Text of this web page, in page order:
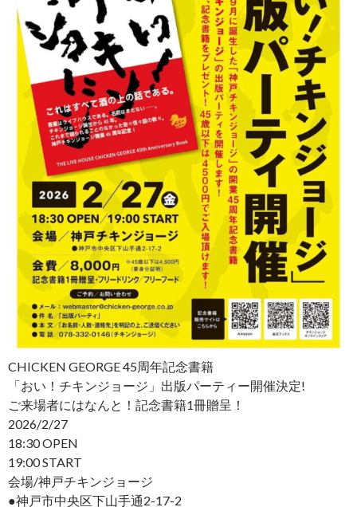
CHICKEN GEORGE 45周年記念書籍
「おい！チキンジョージ」出版パーティー開催決定!
ご来場者にはなんと！記念書籍1冊贈呈！
2026/2/27
18:30 OPEN
19:00 START
会場/神戸チキンジョージ
●神戸市中央区下山手通2-17-2